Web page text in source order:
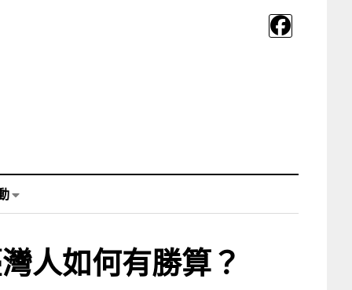
人如何有勝算？